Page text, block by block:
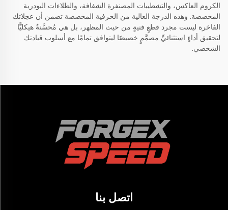
الكروم العاكس، والتشطيبات المصنفرة الشفافة، والطلاءات البودرية
المخصصة. وهذه الدرجة العالية من الحرفية المخصصة تضمن أن عجلاتك
الفاخرة ليست مجرد قطعٍ فنيةٍ من حيث المظهر، بل هي مُحسَّنةٌ هيكليًّا
لتحقيق أداءٍ استثنائيٍّ مصمَّمٍ خصيصًا ليتوافق تمامًا مع أسلوب قيادتك
الشخصي.
اتصل بنا